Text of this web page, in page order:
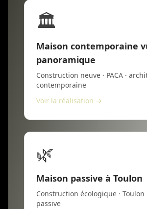
🏛️
Maison contemporaine
panoramique
Construction neuve · PACA ·
contemporaine
Voir la réalisation →
🌿
Maison passive à Toulon
Construction écologique · Toulon
passive